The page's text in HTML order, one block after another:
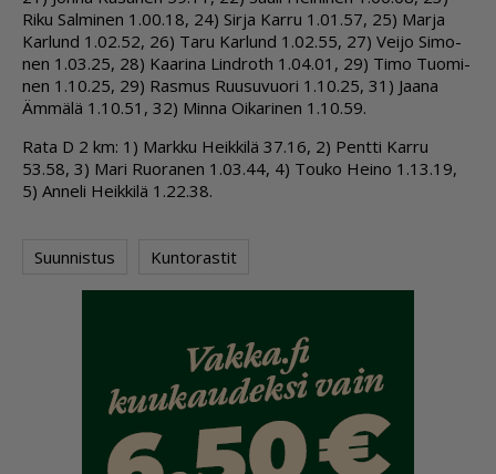
Riku Sal­mi­nen 1.00.18, 24) Sir­ja Kar­ru 1.01.57, 25) Mar­ja
Kar­lund 1.02.52, 26) Taru Kar­lund 1.02.55, 27) Vei­jo Si­mo­
nen 1.03.25, 28) Kaa­ri­na Lind­roth 1.04.01, 29) Timo Tuo­mi­
nen 1.10.25, 29) Ras­mus Ruu­su­vuo­ri 1.10.25, 31) Jaa­na
Äm­mä­lä 1.10.51, 32) Min­na Oi­ka­ri­nen 1.10.59.
Rata D 2 km: 1) Mark­ku Heik­ki­lä 37.16, 2) Pent­ti Kar­ru
53.58, 3) Mari Ruo­ra­nen 1.03.44, 4) Tou­ko Hei­no 1.13.19,
5) An­ne­li Heik­ki­lä 1.22.38.
Suunnistus Kuntorastit